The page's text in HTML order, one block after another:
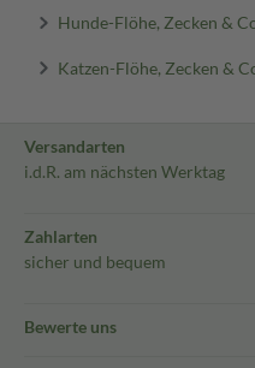
Hunde-Flöhe, Zecken &
Katzen-Flöhe, Zecken &
Versandarten
i.d.R. am nächsten Werktag
Zahlarten
sicher und bequem
Bewerte uns